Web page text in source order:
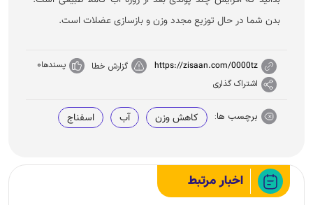
بدن شما در حال توزیع مجدد وزن و بازسازی عضلات است.
https://zisaan.com/0000tz گزارش خطا پسندها0
اشتراک گذاری
برچسب ها: کاهش وزن آب اسفناج
اخبار مرتبط